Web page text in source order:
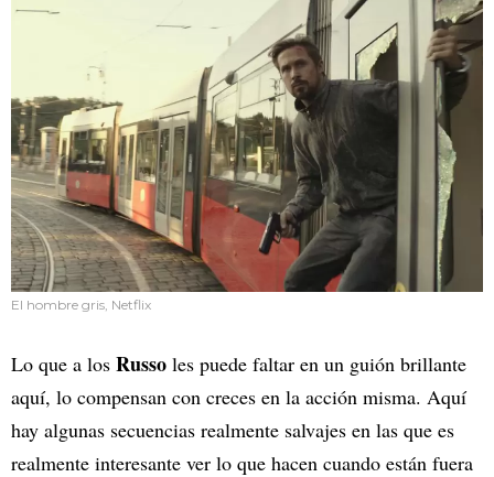
El hombre gris, Netflix
Lo que a los Russo les puede faltar en un guión brillante
aquí, lo compensan con creces en la acción misma. Aquí
hay algunas secuencias realmente salvajes en las que es
realmente interesante ver lo que hacen cuando están fuera